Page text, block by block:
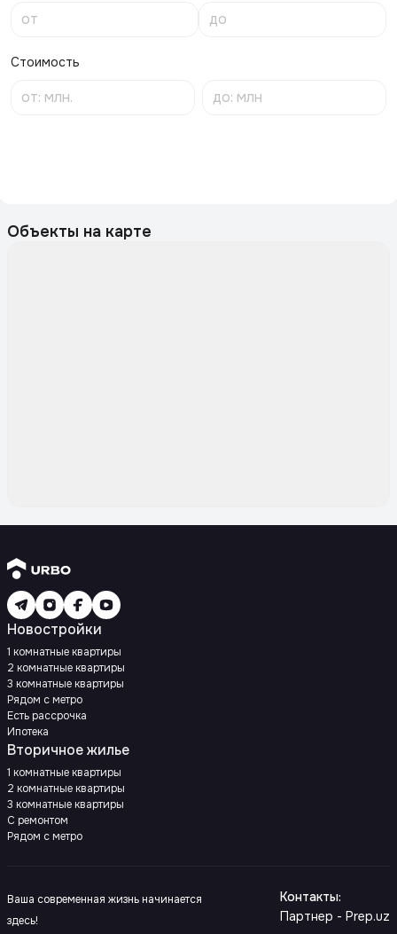
Стоимость
Объекты на карте
Новостройки
1 комнатные квартиры
2 комнатные квартиры
3 комнатные квартиры
Рядом с метро
Есть рассрочка
Ипотека
Вторичное жилье
1 комнатные квартиры
2 комнатные квартиры
3 комнатные квартиры
С ремонтом
Рядом с метро
Ваша современная жизнь начинается
здесь!
Контакты:
Партнер - Prep.uz